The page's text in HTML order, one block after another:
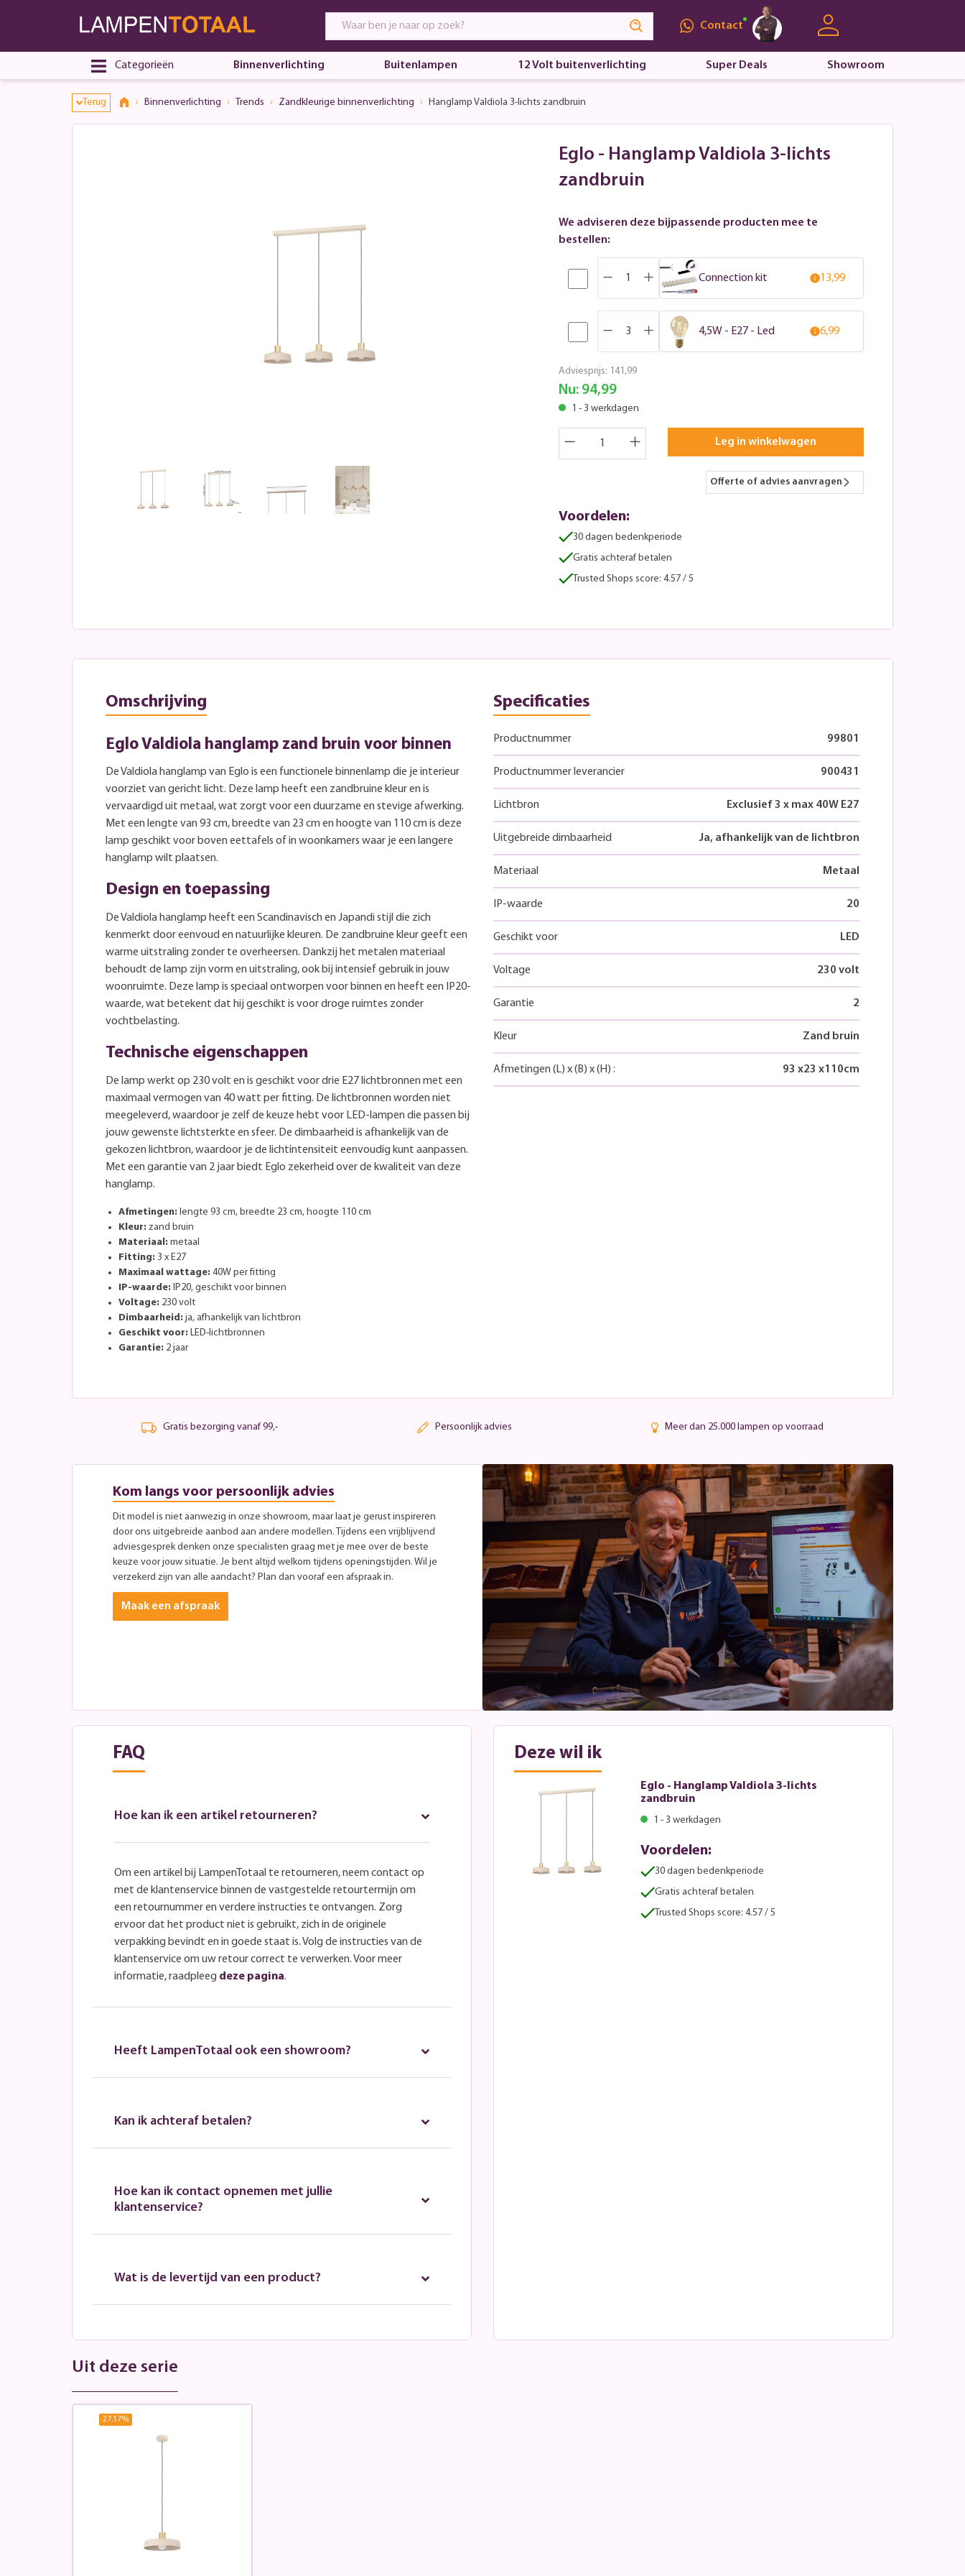
Contact
Categorieën Binnenverlichting Buitenlampen 12 Volt buitenverlichting Super Deals Showroom
Terug Binnenverlichting Trends Zandkleurige binnenverlichting Hanglamp Valdiola 3-lichts zandbruin
Eglo - Hanglamp Valdiola 3-lichts
zandbruin
We adviseren deze bijpassende producten mee te
bestellen:
Connection kit 13,99
4,5W - E27 - Led 6,99
Adviesprijs: 141,99
Nu: 94,99
1 - 3 werkdagen
Leg in winkelwagen
Offerte of advies aanvragen
Voordelen:
30 dagen bedenkperiode
Gratis achteraf betalen
Trusted Shops score: 4.57 / 5
Omschrijving
Eglo Valdiola hanglamp zand bruin voor binnen
De Valdiola hanglamp van Eglo is een functionele binnenlamp die je interieur
voorziet van gericht licht. Deze lamp heeft een zandbruine kleur en is
vervaardigd uit metaal, wat zorgt voor een duurzame en stevige afwerking.
Met een lengte van 93 cm, breedte van 23 cm en hoogte van 110 cm is deze
lamp geschikt voor boven eettafels of in woonkamers waar je een langere
hanglamp wilt plaatsen.
Design en toepassing
De Valdiola hanglamp heeft een Scandinavisch en Japandi stijl die zich
kenmerkt door eenvoud en natuurlijke kleuren. De zandbruine kleur geeft een
warme uitstraling zonder te overheersen. Dankzij het metalen materiaal
behoudt de lamp zijn vorm en uitstraling, ook bij intensief gebruik in jouw
woonruimte. Deze lamp is speciaal ontworpen voor binnen en heeft een IP20-
waarde, wat betekent dat hij geschikt is voor droge ruimtes zonder
vochtbelasting.
Technische eigenschappen
De lamp werkt op 230 volt en is geschikt voor drie E27 lichtbronnen met een
maximaal vermogen van 40 watt per fitting. De lichtbronnen worden niet
meegeleverd, waardoor je zelf de keuze hebt voor LED-lampen die passen bij
jouw gewenste lichtsterkte en sfeer. De dimbaarheid is afhankelijk van de
gekozen lichtbron, waardoor je de lichtintensiteit eenvoudig kunt aanpassen.
Met een garantie van 2 jaar biedt Eglo zekerheid over de kwaliteit van deze
hanglamp.
Afmetingen: lengte 93 cm, breedte 23 cm, hoogte 110 cm
Kleur: zand bruin
Materiaal: metaal
Fitting: 3 x E27
Maximaal wattage: 40W per fitting
IP-waarde: IP20, geschikt voor binnen
Voltage: 230 volt
Dimbaarheid: ja, afhankelijk van lichtbron
Geschikt voor: LED-lichtbronnen
Garantie: 2 jaar
Specificaties
Productnummer 99801
Productnummer leverancier 900431
Lichtbron Exclusief 3 x max 40W E27
Uitgebreide dimbaarheid Ja, afhankelijk van de lichtbron
Materiaal Metaal
IP-waarde 20
Geschikt voor LED
Voltage 230 volt
Garantie 2
Kleur Zand bruin
Afmetingen (L) x(B) x(H) : 93 x23 x110cm
Gratis bezorging vanaf 99,- Persoonlijk advies Meer dan 25.000 lampen op voorraad
Kom langs voor persoonlijk advies
Dit model is niet aanwezig in onze showroom, maar laat je gerust inspireren
door ons uitgebreide aanbod aan andere modellen. Tijdens een vrijblijvend
adviesgesprek denken onze specialisten graag met je mee over de beste
keuze voor jouw situatie. Je bent altijd welkom tijdens openingstijden. Wil je
verzekerd zijn van alle aandacht? Plan dan vooraf een afspraak in.
Maak een afspraak
FAQ
Hoe kan ik een artikel retourneren?
Om een artikel bij LampenTotaal te retourneren, neem contact op
met de klantenservice binnen de vastgestelde retourtermijn om
een retournummer en verdere instructies te ontvangen. Zorg
ervoor dat het product niet is gebruikt, zich in de originele
verpakking bevindt en in goede staat is. Volg de instructies van de
klantenservice om uw retour correct te verwerken. Voor meer
informatie, raadpleeg deze pagina.
Heeft LampenTotaal ook een showroom?
Kan ik achteraf betalen?
Hoe kan ik contact opnemen met jullie
klantenservice?
Wat is de levertijd van een product?
Deze wil ik
Eglo - Hanglamp Valdiola 3-lichts
zandbruin
1 - 3 werkdagen
Voordelen:
30 dagen bedenkperiode
Gratis achteraf betalen
Trusted Shops score: 4.57 / 5
Uit deze serie
27.17%